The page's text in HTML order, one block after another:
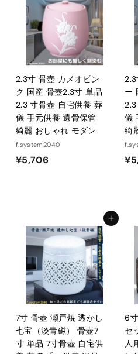
0
0
2.3寸 骨壺 カメオピン
ク 国産 骨壺2.3寸 単品
2.3 寸骨壺 自宅供養 葬
儀 手元供養 遺骨保管
綺麗 おしゃれ モダン
f.system2040
¥5,706¥
6
ー
儀
綺
カートに入れる
7寸 骨壺 瀬戸焼 透かし
七宝（淡青磁） 骨壺7
寸 単品 7寸骨壺 自宅供
6
セ
人